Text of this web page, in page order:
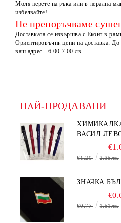
Моля перете на ръка или в перална
избелвайте!
Не препоръчваме
Доставката се извършва с Еконт в
Ориентировъчни цени на доставка:
ваш адрес - 6.00-7.00 лв.
НАЙ-ПРОДАВАНИ
ВАСИЛ
€1.20 2.35лв.
ЗНАЧКА
€0.77 1.51лв.